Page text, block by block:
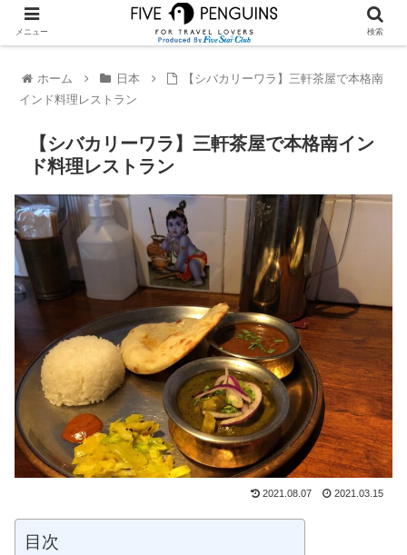
ホーム 日本
【シバカリーワラ】三軒茶屋で本格南
インド料理レストラン
【シバカリーワラ】三軒茶屋で本格南イン
ド料理レストラン
2021.08.07 2021.03.15
目次
メニュー 検索